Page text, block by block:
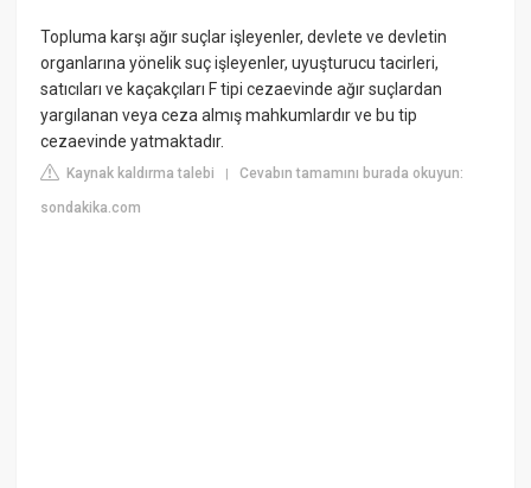
Topluma karşı ağır suçlar işleyenler, devlete ve devletin
organlarına yönelik suç işleyenler, uyuşturucu tacirleri,
satıcıları ve kaçakçıları F tipi cezaevinde ağır suçlardan
yargılanan veya ceza almış mahkumlardır ve bu tip
cezaevinde yatmaktadır.
Kaynak kaldırma talebi |Cevabın tamamını burada okuyun:
sondakika.com